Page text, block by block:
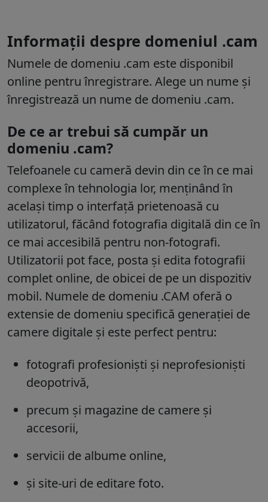
Informații despre domeniul .cam
Numele de domeniu .cam este disponibil
online pentru înregistrare. Alege un nume și
înregistrează un nume de domeniu .cam.
De ce ar trebui să cumpăr un
domeniu .cam?
Telefoanele cu cameră devin din ce în ce mai
complexe în tehnologia lor, menținând în
același timp o interfață prietenoasă cu
utilizatorul, făcând fotografia digitală din ce în
ce mai accesibilă pentru non-fotografi.
Utilizatorii pot face, posta și edita fotografii
complet online, de obicei de pe un dispozitiv
mobil. Numele de domeniu .CAM oferă o
extensie de domeniu specifică generației de
camere digitale și este perfect pentru:
fotografi profesioniști și neprofesioniști
deopotrivă,
precum și magazine de camere și
accesorii,
servicii de albume online,
și site-uri de editare foto.